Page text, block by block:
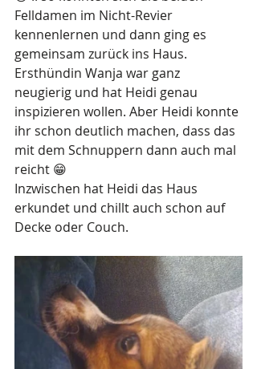
Felldamen im Nicht-Revier
kennenlernen und dann ging es
gemeinsam zurück ins Haus.
Ersthündin Wanja war ganz
neugierig und hat Heidi genau
inspizieren wollen. Aber Heidi konnte
ihr schon deutlich machen, dass das
mit dem Schnuppern dann auch mal
reicht 😁
Inzwischen hat Heidi das Haus
erkundet und chillt auch schon auf
Decke oder Couch.